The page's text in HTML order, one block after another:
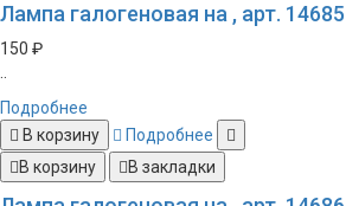
Лампа галогеновая на , арт. 14685
150 ₽
Подробнее
В корзину
Подробнее
В корзину
В закладки